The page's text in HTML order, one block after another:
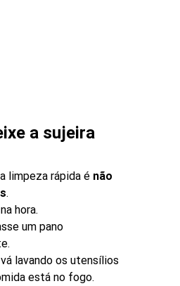
a sujeira
limpeza rápida é não
.
hora.
um pano
lavando os utensílios
está no fogo.